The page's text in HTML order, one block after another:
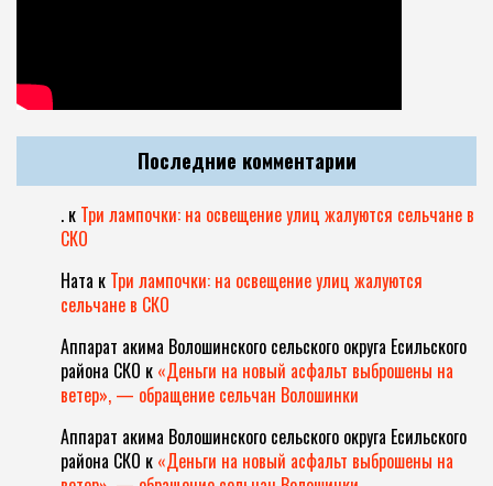
Последние комментарии
. к Три лампочки: на освещение улиц жалуются сельчане в
СКО
Ната к Три лампочки: на освещение улиц жалуются
сельчане в СКО
Аппарат акима Волошинского сельского округа Есильского
района СКО к «Деньги на новый асфальт выброшены на
ветер», — обращение сельчан Волошинки
Аппарат акима Волошинского сельского округа Есильского
района СКО к «Деньги на новый асфальт выброшены на